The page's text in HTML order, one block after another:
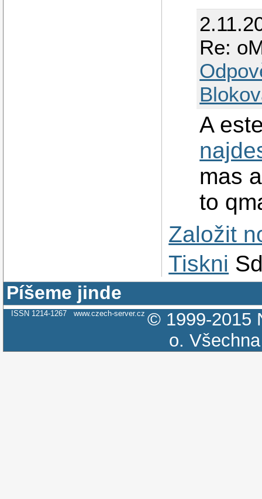
Re:
A
mas
to
Založit
Tiskni
Píšeme jinde
ISSN 1214-1267 www.czech-server.cz © 1999-2015
o.